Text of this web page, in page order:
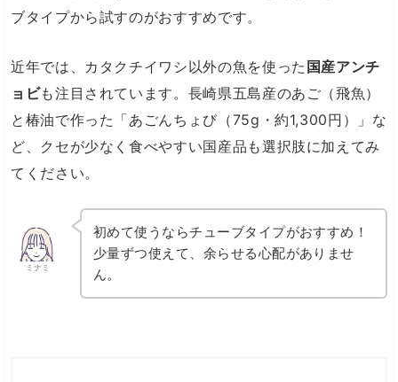
ブタイプから試すのがおすすめです。
近年では、カタクチイワシ以外の魚を使った 国産アンチ
ョビも注目されています。長崎県五島産のあご（飛魚）
と椿油で作った「あごんちょび（75g・約1,300円）」な
ど、クセが少なく食べやすい国産品も選択肢に加えてみ
てください。
ミナミ
初めて使うならチューブタイプがおすすめ！
少量ずつ使えて、余らせる心配がありませ
ん。